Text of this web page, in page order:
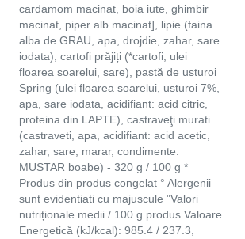
cardamom macinat, boia iute, ghimbir
macinat, piper alb macinat], lipie (faina
alba de GRAU, apa, drojdie, zahar, sare
iodata), cartofi prăjiți (*cartofi, ulei
floarea soarelui, sare), pastă de usturoi
Spring (ulei floarea soarelui, usturoi 7%,
apa, sare iodata, acidifiant: acid citric,
proteina din LAPTE), castraveţi murati
(castraveti, apa, acidifiant: acid acetic,
zahar, sare, marar, condimente:
MUSTAR boabe) - 320 g / 100 g *
Produs din produs congelat ° Alergenii
sunt evidentiati cu majuscule "Valori
nutriționale medii / 100 g produs Valoare
Energetică (kJ/kcal): 985.4 / 237.3,